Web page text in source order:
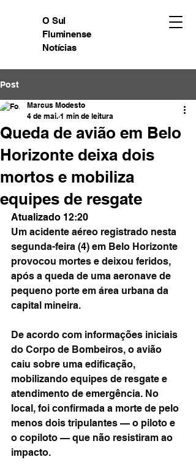
O Sul
Fluminense
Notícias
Post
Queda de avião em Belo
Horizonte deixa dois
mortos e mobiliza
equipes de resgate
Marcus Modesto
4 de mai. 1 min de leitura
Atualizado 12:20
Um acidente aéreo registrado nesta
segunda-feira (4) em Belo Horizonte
provocou mortes e deixou feridos,
após a queda de uma aeronave de
pequeno porte em área urbana da
capital mineira.
De acordo com informações iniciais
do Corpo de Bombeiros, o avião
caiu sobre uma edificação,
mobilizando equipes de resgate e
atendimento de emergência. No
local, foi confirmada a morte de pelo
menos dois tripulantes — o piloto e
o copiloto — que não resistiram ao
impacto.